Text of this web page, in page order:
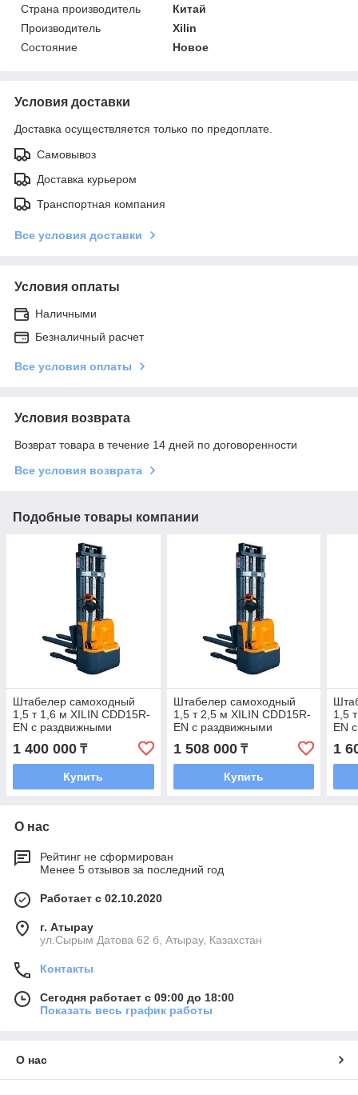
Страна производитель
Китай
Производитель
Xilin
Состояние
Новое
Условия доставки
Доставка осуществляется только по предоплате.
Самовывоз
Доставка курьером
Транспортная компания
Все условия доставки
Условия оплаты
Наличными
Безналичный расчет
Все условия оплаты
Условия возврата
Возврат товара в течение 14 дней по договоренности
Все условия возврата
Подобные товары компании
Штабелер самоходный
1,5 т 1,6 м XILIN CDD15R-
EN с раздвижными
(сопровождаемый)
1 400 000 ₸
Купить
Штабелер самоходный
1,5 т 2,5 м XILIN CDD15R-
EN с раздвижными
(сопровождаемый)
1 508 000₸
Купить
1,5
EN
1
О нас
Рейтинг не сформирован
Менее 5 отзывов за последний год
Работает с 02.10.2020
г. Атырау
ул.Сырым Датова 62 б, Атырау, Казахстан
Контакты
Сегодня работает с 09:00 до 18:00
Показать весь график работы
О нас